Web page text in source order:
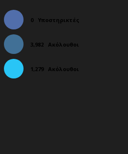
0 Υποστηρικτές
3,982 Ακόλουθοι
1,279 Ακόλουθοι